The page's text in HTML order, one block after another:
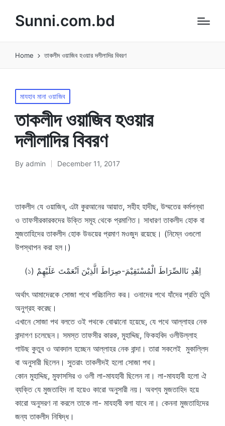
Sunni.com.bd
Home তাকলীদ ওয়াজিব হওয়ার দলীলাদির বিবরণ
Posted
in
মাযহাব মানা ওয়াজিব
তাকলীদ ওয়াজিব হওয়ার
দলীলাদির বিবরণ
Posted
By admin December 11, 2017
তাকলীদ যে ওয়াজিব, এটা কুরআনের আয়াত, সহীহ হাদীছ, উম্মতের কর্মপন্থা
ও তাফসীরকারকদের উক্তি সমূহ থেকে প্রমাণিত। সাধারণ তাকলীদ হোক বা
মুজতাহিদের তাকলীদ হোক উভয়ের প্রমাণ মওজুদ রয়েছে। (নিম্নে ওগুলো
উপস্থাপন করা হল।)
(১) اِهْدِ نَاالصِّرَاطَ الْمُسْتَقِيْمَ-صِرَاطَ الَّذِيْنَ اَنْعَمْتَ عَلَيْهِمْ
অর্থাৎ আমাদেরকে সোজা পথে পরিচালিত কর। ওনাদের পথে যাঁদের প্রতি তুমি
অনুগ্রহ করেছ।
এখানে সোজা পথ বলতে ওই পথকে বোঝানো হয়েছে, যে পথে আল্লাহর নেক
বান্দাগণ চলেছেন। সমস্ত তাফসীর কারক, মুহাদ্দিছ, ফিকহবিদ ওলীউল্লাহ
গাউছ কুতুব ও আবদাল হচ্ছেন আল্লাহর নেক বান্দা। তারা সকলেই মুকাল্লিদ
বা অনুসারী ছিলেন। সুতরাং তাকলীদই হলো সোজা পথ।
কোন মুহাদ্দিছ, মুফাসসির ও ওলী লা-মাযহাবী ছিলেন না। লা-মাযহাবী হলো ঐ
ব্যক্তি যে মুজতাহিদ না হয়েও কারো অনুসারী নয়। অবশ্য মুজতাহিদ হয়ে
কারো অনুসরণ না করলে তাকে লা- মাযহাবী বলা যাবে না। কেননা মুজতাহিদের
জন্য তাকলীদ নিষিদ্ধ।